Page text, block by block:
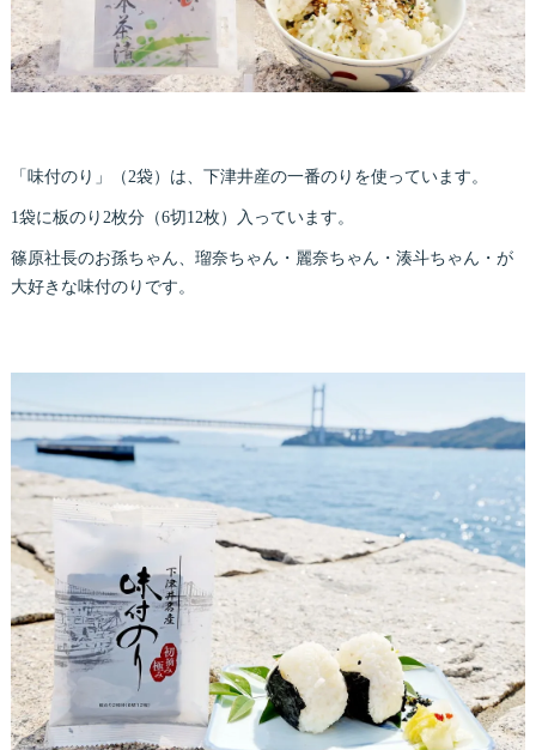
「味付のり」（2袋）は、下津井産の一番のりを使っています。
1袋に板のり2枚分（6切12枚）入っています。
篠原社長のお孫ちゃん、瑠奈ちゃん・麗奈ちゃん・湊斗ちゃん・が
大好きな味付のりです。